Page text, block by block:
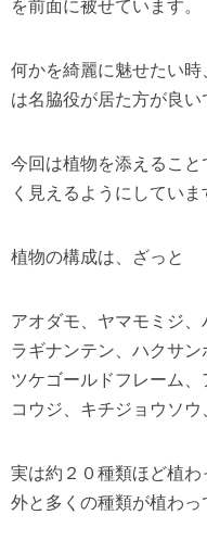
を前面に被せています。
何かを綺麗に魅せたい
は名脇役が居た方が良い
今回は植物を添えるこ
く見えるようにしていま
植物の構成は、ざっと
アオダモ、ヤマモミジ
ラギナンテン、ハクサ
ツケゴールドフレーム
コウジ、キチジョウソウ
実は約２０種類ほど植
外と多くの種類が植わっ